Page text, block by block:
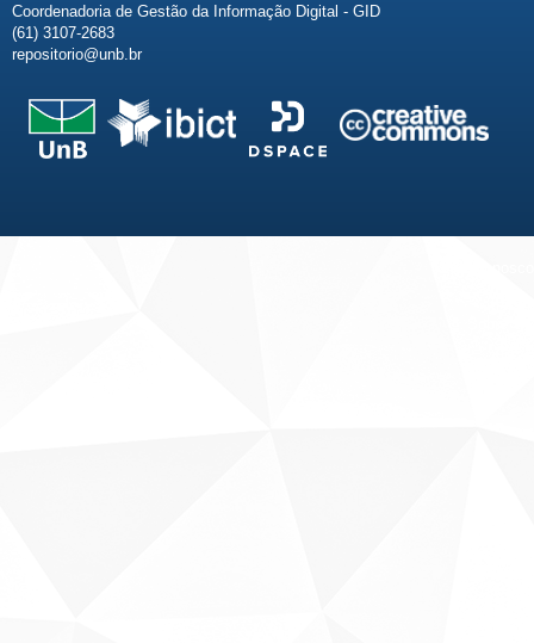
Coordenadoria de Gestão da Informação Digital - GID
(61) 3107-2683
repositorio@unb.br